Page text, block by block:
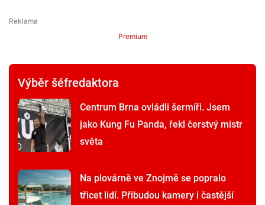
Premium
Výběr šéfredaktora
Centrum Brna ovládli šermíři. Jsem
jako Kung Fu Panda, řekl čerstvý mistr
světa
Na plovárně ve Znojmě se popralo
třicet lidí. Přibudou kamery i častější